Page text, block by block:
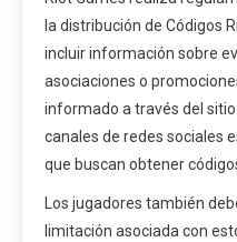
la distribución de Códigos
incluir información sobre
asociaciones o
informado a través del
canales de redes sociales
que buscan obtener
Los jugadores también
limitación asociada con